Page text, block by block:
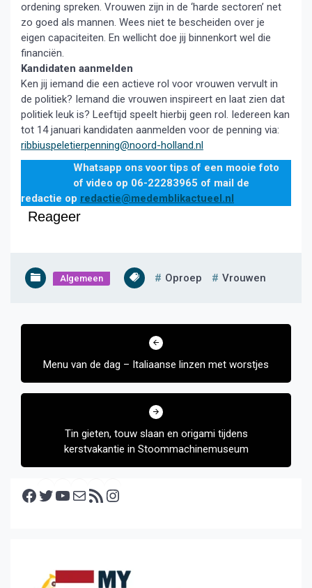
ordening spreken. Vrouwen zijn in de ‘harde sectoren’ net
zo goed als mannen. Wees niet te bescheiden over je
eigen capaciteiten. En wellicht doe jij binnenkort wel die
financiën.
Kandidaten aanmelden
Ken jij iemand die een actieve rol voor vrouwen vervult in
de politiek? Iemand die vrouwen inspireert en laat zien dat
politiek leuk is? Leeftijd speelt hierbij geen rol. Iedereen kan
tot 14 januari kandidaten aanmelden voor de penning via:
ribbiuspeletierpenning@noord-holland.nl
Whatsapp ons voor tips of een mooie foto
of video op 06-22283965 of mail de
redactie op redactie@medemblikactueel.nl
Reageer
Algemeen Oproep Vrouwen
Bericht
Menu van de dag – Italiaanse linzen met worstjes
Tin gieten, touw slaan en origami tijdens
kerstvakantie in Stoommachinemuseum
Facebook Twitter YouTube E-mail RSS feed